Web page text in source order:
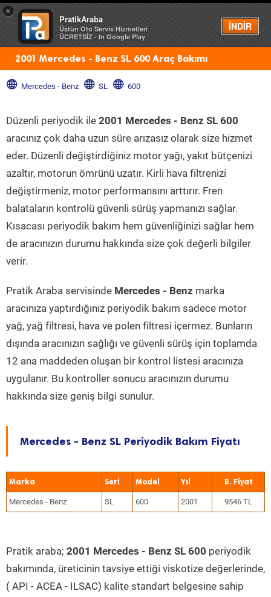
×
PratikAraba
Üstün Oto Servis Hizmetleri
ÜCRETSİZ - In Google Play
İNDİR
Menü
2001 Mercedes - Benz SL 600 Araç Bakımı
Mercedes - Benz SL 600
Düzenli periyodik ile 2001 Mercedes - Benz SL 600
aracınız çok daha uzun süre arızasız olarak size hizmet
eder. Düzenli değiştirdiğiniz motor yağı, yakıt bütçenizi
azaltır, motorun ömrünü uzatır. Kirli hava filtrenizi
değiştirmeniz, motor performansını arttırır. Fren
balataların kontrolü güvenli sürüş yapmanızı sağlar.
Kısacası periyodik bakım hem güvenliğinizi sağlar hem
de aracınızın durumu hakkında size çok değerli bilgiler
verir.
Pratik Araba servisinde Mercedes - Benz marka
aracınıza yaptırdığınız periyodik bakım sadece motor
yağ, yağ filtresi, hava ve polen filtresi içermez. Bunların
dışında aracınızın sağlığı ve güvenli sürüş için toplamda
12 ana maddeden oluşan bir kontrol listesi aracınıza
uygulanır. Bu kontroller sonucu aracınızın durumu
hakkında size geniş bilgi sunulur.
Mercedes - Benz SL Periyodik Bakım Fiyatı
Marka Seri Model Yıl
Mercedes - Benz SL 600 2001 9546 TL
Pratik araba; 2001 Mercedes - Benz SL 600 periyodik
bakımında, üreticinin tavsiye ettiği viskotize değerlerinde,
( API - ACEA - ILSAC) kalite standart belgesine sahip